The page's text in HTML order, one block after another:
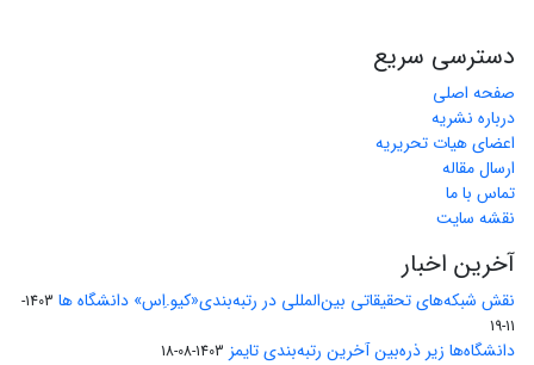
دسترسی سریع
صفحه اصلی
درباره نشریه
اعضای هیات تحریریه
ارسال مقاله
تماس با ما
نقشه سایت
آخرین اخبار
نقش شبکه‌های تحقیقاتی بین‌المللی در رتبه‌بندی«کیو.اِس» دانشگاه ها
1403-
11-19
دانشگاه‌ها زیر ذره‌بین آخرین رتبه‌بندی تایمز 1403-08-18